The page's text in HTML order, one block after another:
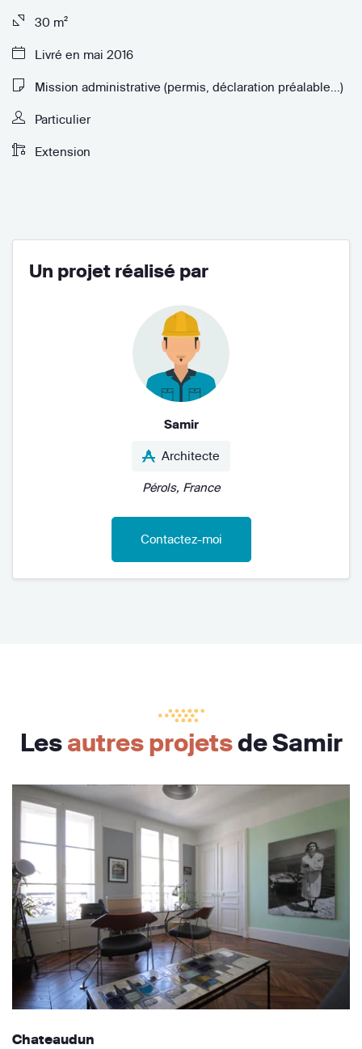
30 m²
Livré en mai 2016
Mission administrative (permis, déclaration préalable...)
Particulier
Extension
Un projet réalisé par
Samir
Architecte
Pérols, France
Contactez-moi
Lesautres projetsde Samir
Chateaudun